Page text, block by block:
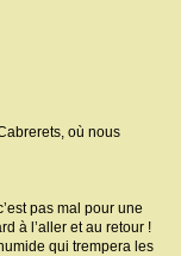
où nous
pas mal pour une
à l’aller et au retour !
qui trempera les